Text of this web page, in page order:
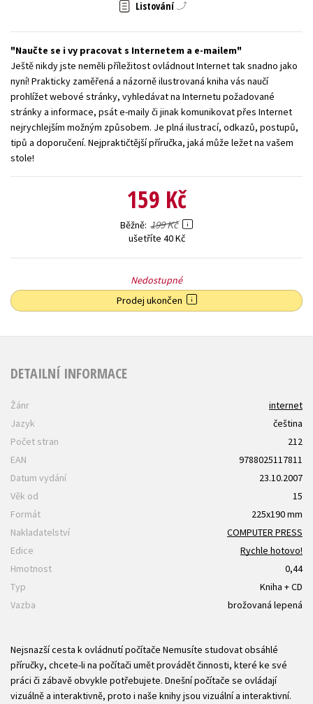
Všechny tituly
Listování
Naučte se i vy pracovat s Internetem a e-mailem
Ještě nikdy jste neměli příležitost ovládnout Internet tak snadno jako
nyní! Prakticky zaměřená a názorně ilustrovaná kniha vás naučí
prohlížet webové stránky, vyhledávat na Internetu požadované
stránky a informace, psát e-maily či jinak komunikovat přes Internet
nejrychlejším možným způsobem. Je plná ilustrací, odkazů, postupů,
tipů a doporučení. Nejpraktičtější příručka, jaká může ležet na vašem
stole!
159 Kč
Běžně 199 Kč
ušetříte 40 Kč
Nedostupné
Prodej ukončen
DETAILNÍ INFORMACE
Žánr
internet
Jazyk
čeština
Počet stran
212
EAN
9788025117811
Datum vydání
23.10.2007
Věk od
15
Formát
225x190 mm
Nakladatelství
COMPUTER PRESS
Edice
Rychle hotovo!
Hmotnost
0,44
Typ
Kniha + CD
Vazba
brožovaná lepená
Nejsnazší cesta k ovládnutí počítače Nemusíte studovat obsáhlé
příručky, chcete-li na počítači umět provádět činnosti, které ke své
práci či zábavě obvykle potřebujete. Dnešní počítače se ovládají
vizuálně a interaktivně, proto i naše knihy jsou vizuální a interaktivní.